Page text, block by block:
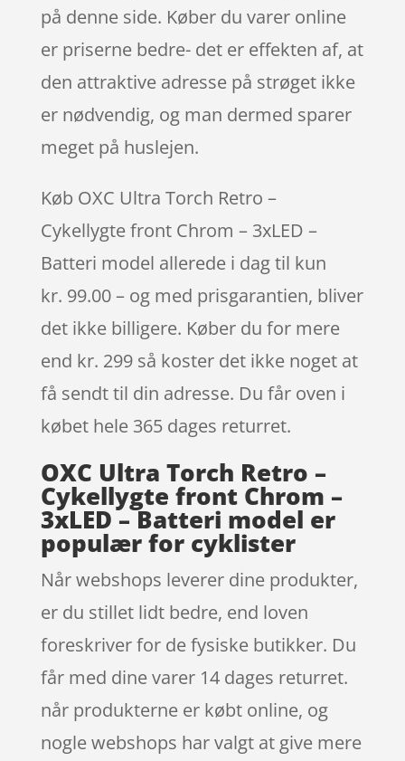
på denne side. Køber du varer online
er priserne bedre- det er effekten af, at
den attraktive adresse på strøget ikke
er nødvendig, og man dermed sparer
meget på huslejen.
Køb OXC Ultra Torch Retro –
Cykellygte front Chrom – 3xLED –
Batteri model allerede i dag til kun
kr. 99.00 – og med prisgarantien, bliver
det ikke billigere. Køber du for mere
end kr. 299 så koster det ikke noget at
få sendt til din adresse. Du får oven i
købet hele 365 dages returret.
OXC Ultra Torch Retro –
Cykellygte front Chrom –
3xLED – Batteri model er
populær for cyklister
Når webshops leverer dine produkter,
er du stillet lidt bedre, end loven
foreskriver for de fysiske butikker. Du
får med dine varer 14 dages returret.
når produkterne er købt online, og
nogle webshops har valgt at give mere